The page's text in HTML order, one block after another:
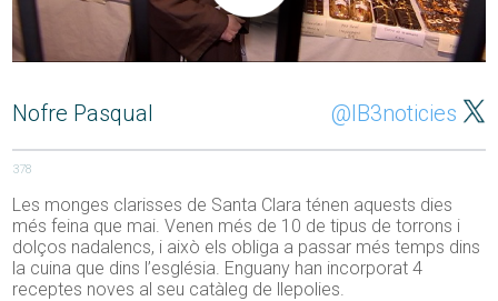
Nofre Pasqual @IB3noticies
378
Les monges clarisses de Santa Clara ténen aquests dies
més feina que mai. Venen més de 10 de tipus de torrons i
dolços nadalencs, i això els obliga a passar més temps dins
la cuina que dins l’església. Enguany han incorporat 4
receptes noves al seu catàleg de llepolies.